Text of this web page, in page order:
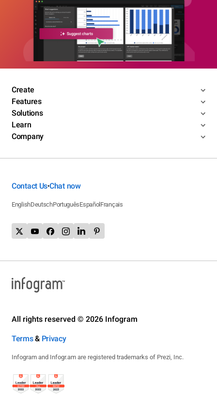
Create
Features
Solutions
Learn
Company
Contact Us•Chat now
EnglishDeutschPortuguêsEspañol Français
All rights reserved © 2026 Infogram
Terms& Privacy
Infogram and Infogr.am are registered trademarks of Prezi, Inc.